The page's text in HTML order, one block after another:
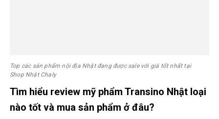
Top các sản phẩm nội địa Nhật đang được sale với giá tốt nhất tại
Shop Nhật Chaly
Tìm hiểu review mỹ phẩm Transino Nhật loại
nào tốt và mua sản phẩm ở đâu?